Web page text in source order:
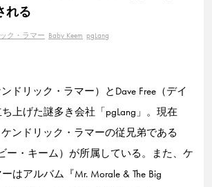
れる
ク・ラマー Baby Keem pgLang
ンドリック・ラマー）とDave Free（デイ
上げた謎多き会社「pgLang」。現在
ケンドリック・ラマーの従兄弟である
ー・キーム）が所属している。また、ケ
はアルバム『Mr. Morale & The Big